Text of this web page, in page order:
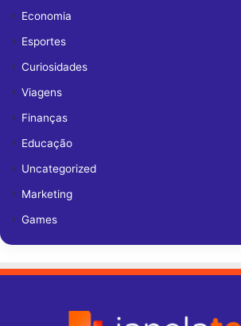
Economia
Esportes
Curiosidades
Viagens
Finanças
Educação
Uncategorized
Marketing
Games